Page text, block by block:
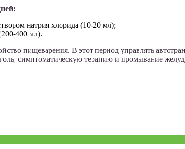
натрия хлорида (10-20 мл);
400 мл).
пищеварения. В этот период управлять
симптоматическую терапию и промывание